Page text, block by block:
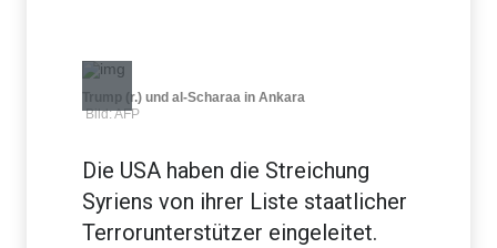
Trump (r.) und al-Scharaa in Ankara
Bild: AFP
Die USA haben die Streichung
Syriens von ihrer Liste staatlicher
Terrorunterstützer eingeleitet.